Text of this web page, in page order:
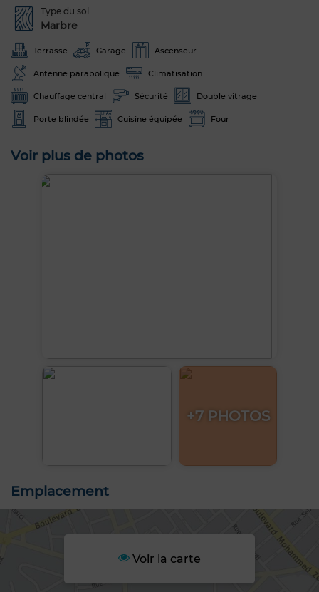
Type du sol
Marbre
Terrasse Garage Ascenseur
Antenne parabolique Climatisation
Chauffage central Sécurité Double vitrage
Porte blindée Cuisine équipée Four
Voir plus de photos
+7 PHOTOS
Emplacement
Voir la carte